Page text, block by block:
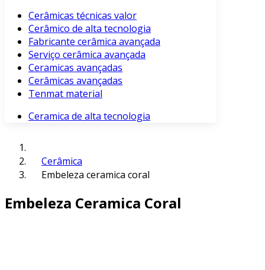
Cerâmicas técnicas valor
Cerâmico de alta tecnologia
Fabricante cerâmica avançada
Serviço cerâmica avançada
Ceramicas avançadas
Cerâmicas avançadas
Tenmat material
Ceramica de alta tecnologia
Cerâmica
Embeleza ceramica coral
Embeleza Ceramica Coral